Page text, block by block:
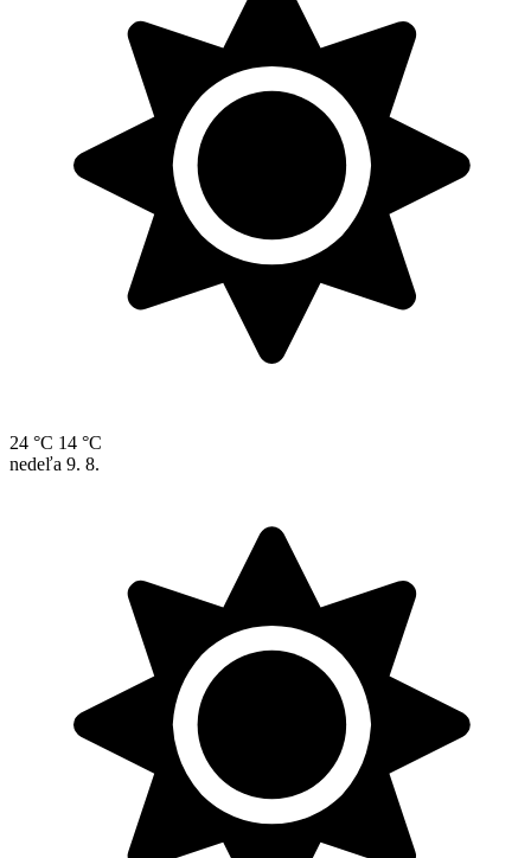
24 °C 14 °C
nedeľa 9. 8.